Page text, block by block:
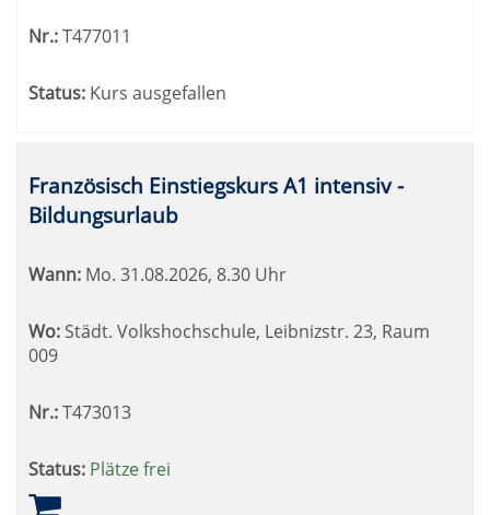
Nr.:T477011
Status: Kurs ausgefallen
Französisch Einstiegskurs A1 intensiv -
Bildungsurlaub
Wann: Mo. 31.08.2026, 8.30 Uhr
Wo: Städt. Volkshochschule, Leibnizstr. 23, Raum
009
Nr.:T473013
Status: Plätze frei